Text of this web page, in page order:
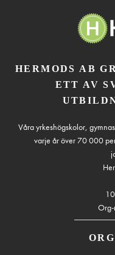
HERMODS AB
ETT AV
Våra yrkeshögskolor,
varje år över 70 000